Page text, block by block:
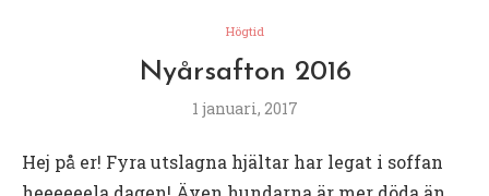
Högtid
Nyårsafton 2016
1 januari, 2017
Hej på er! Fyra utslagna hjältar har legat i soffan